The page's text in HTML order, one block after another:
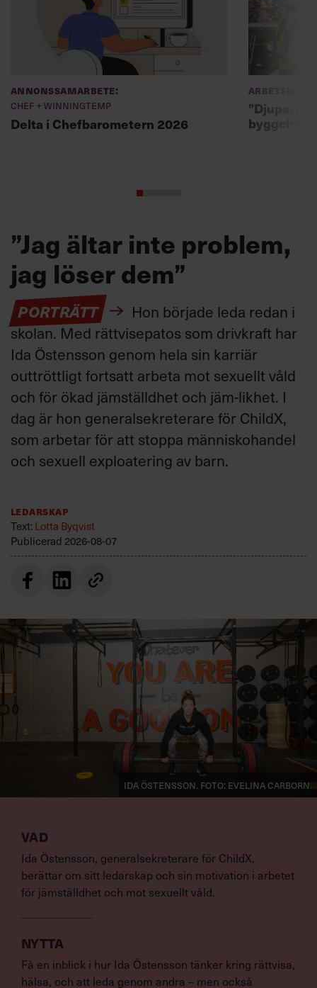
Annonssamarbete:
Chef + Winningtemp
Delta i Chefbarometern 2026
Arbetsmiljö
”Djupa,
”Jag ältar inte problem,
jag löser dem”
PORTRÄTT
Hon började leda redan i
skolan. Med rättvisepatos som drivkraft har
Ida Östensson genom hela sin karriär
outtröttligt fortsatt arbeta mot sexuellt våld
och för ökad jämställdhet och jäm-likhet. I
dag är hon generalsekreterare för ChildX,
som arbetar för att stoppa människohandel
och sexuell exploatering av barn.
Ledarskap
Text: Lotta Byqvist
Publicerad 2026-08-07
VAD
Ida Östensson, generalsekreterare för ChildX,
berättar om sitt ledarskap och sin motivation i arbetet
för jämställdhet och mot sexuellt våld.
NYTTA
Få en inblick i hur Ida Östensson tänker kring rättvisa,
hälsa, och att leda genom andra – men också
Ida Östensson. Foto: Evelina Carborn.